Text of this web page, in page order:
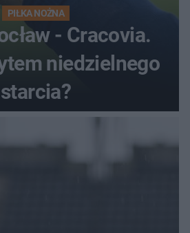
PIŁKA NOŻNA
- Cracovia.
niedzielnego
starcia?